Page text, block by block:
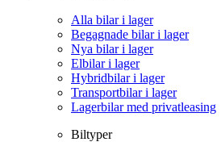
Alla bilar i lager
Begagnade bilar i lager
Nya bilar i lager
Elbilar i lager
Hybridbilar i lager
Transportbilar i lager
Lagerbilar med privatleasing
Biltyper